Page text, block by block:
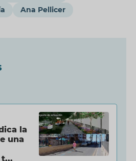
Ana Pellicer
la
una